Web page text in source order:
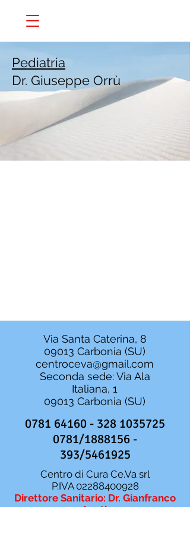
Pediatria
Dr. Giuseppe Orrù
Via Santa Caterina, 8
09013 Carbonia (SU)
centroceva@gmail.com
Seconda sede: Via Ala
Italiana, 1
09013 Carbonia (SU)
0781 64160 - 328 1035725
0781/1888156 -
393/5461925
Centro di Cura Ce.Va srl
P.IVA 02288400928
Direttore Sanitario: Dr. Gianfranco
Agati